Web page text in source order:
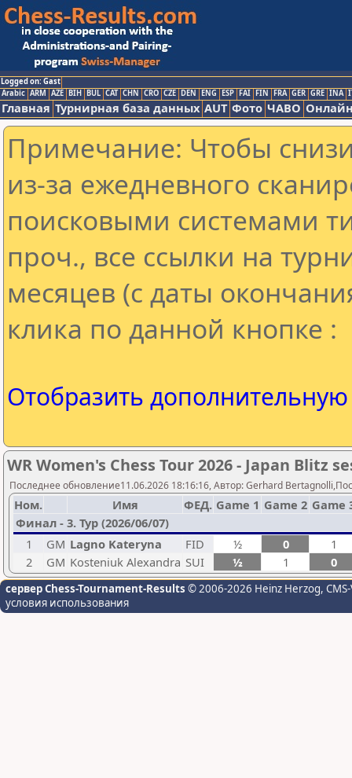
Logged on: Gast
Arabic ARM AZE BIH BUL CAT CHN CRO CZE DEN ENG ESP FAI FIN FRA GER GRE INA
Главная Турнирная база данных AUT Фото ЧАВО
Примечание: Чтобы
из-за ежедневного
поисковыми системами
проч., все ссылки на
месяцев (с даты
клика по данной кнопке :
Отобразить
WR Women's Chess Tour 2026 - Japan Blitz
Последнее обновление11.06.2026 18:16:16, Автор: Gerhard
Ном. Имя ФЕД. Game 1 Game 2 Game
Финал - 3. Тур (2026/06/07)
1
GM Lagno Kateryna FID ½ 0
1
2
GM Kosteniuk Alexandra SUI ½ 1 0
сервер Chess-Tournament-Results © 2006-2026 Heinz Herzog,
условия использования